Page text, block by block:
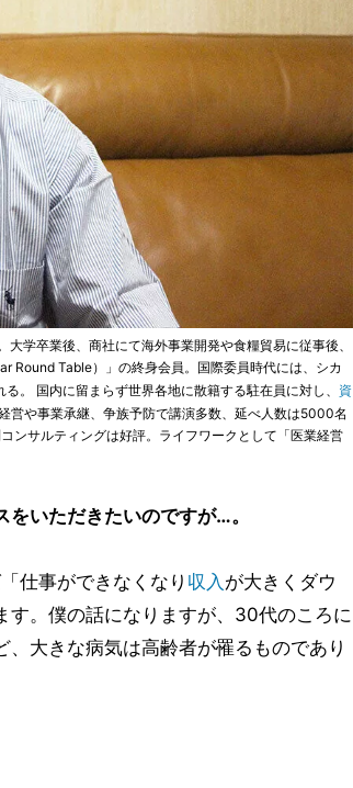
学卒業後、商社にて海外事業開発や食糧貿易に従事後、
Round Table）」の終身会員。国際委員時代には、シカ
。 国内に留まらず世界各地に散籍する駐在員に対し、 資
営や事業承継、争族予防で講演多数、延べ人数は5000名
ンサルティングは好評。ライフワークとして「医業経営
いただきたいのですが…。
仕事ができなくなり 収入 が大きくダウ
す。僕の話になりますが、30代のころに
大きな病気は高齢者が罹るものであり